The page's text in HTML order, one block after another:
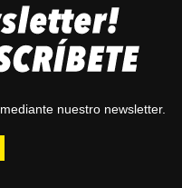
nuestro newsletter.